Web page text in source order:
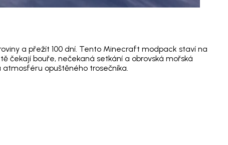
a přežít 100 dní. Tento Minecraft modpack staví na
čekají bouře, nečekaná setkání a obrovská mořská
opuštěného trosečníka.